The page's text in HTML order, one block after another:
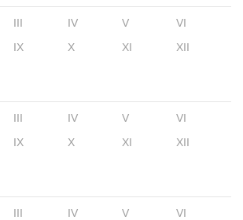
III IV V
VI
IX X XI XII
III IV V
VI
IX X XI XII
III IV V
VI